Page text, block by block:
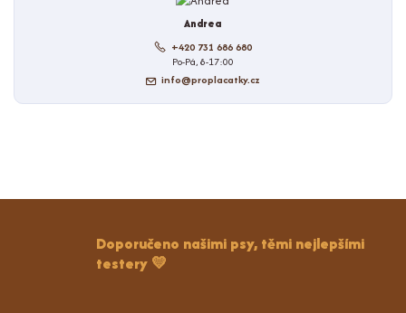
Andrea
+420 731 686 680
Po-Pá, 8-17:00
info@proplacatky.cz
Doporučeno našimi psy, těmi nejlepšími
testery 💛